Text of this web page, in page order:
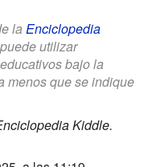
la Enciclopedia
utilizar
bajo la
menos que se indique
Kiddle.